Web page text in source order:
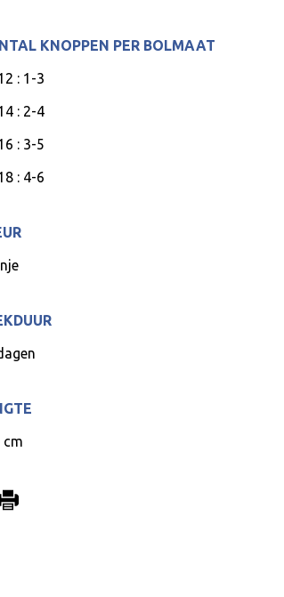
KNOPPEN PER BOLMAAT
: 1-3
: 2-4
: 3-5
: 4-6
cm